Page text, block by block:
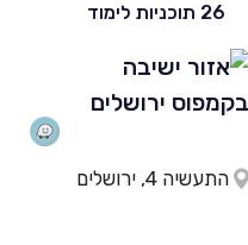
26 תוכניות לימוד
התעשיה 4, ירושלים